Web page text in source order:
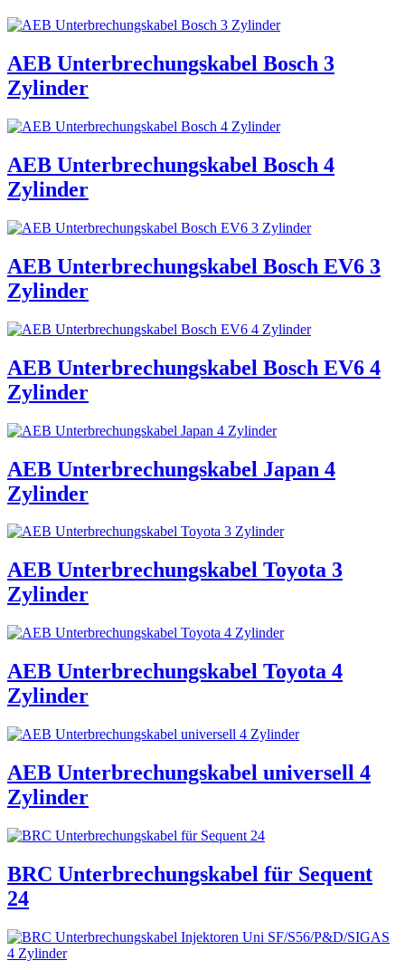
AEB Unterbrechungskabel Bosch 3
Zylinder
AEB Unterbrechungskabel Bosch 4
Zylinder
AEB Unterbrechungskabel Bosch EV6 3
Zylinder
AEB Unterbrechungskabel Bosch EV6 4
Zylinder
AEB Unterbrechungskabel Japan 4
Zylinder
AEB Unterbrechungskabel Toyota 3
Zylinder
AEB Unterbrechungskabel Toyota 4
Zylinder
AEB Unterbrechungskabel universell 4
Zylinder
BRC Unterbrechungskabel für Sequent
24